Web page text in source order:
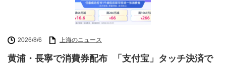
2026/8/6 上海のニュース
黄浦・長寧で消費券配布 「支付宝」タッチ決済で